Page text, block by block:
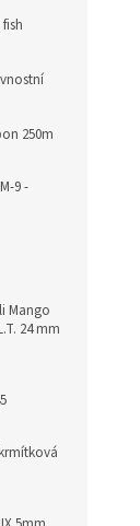
250m
9 -
Mango
24 mm